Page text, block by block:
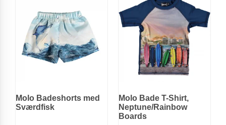
Molo Badeshorts med
Sværdfisk
Molo Bade T-Shirt,
Neptune/Rainbow
Boards